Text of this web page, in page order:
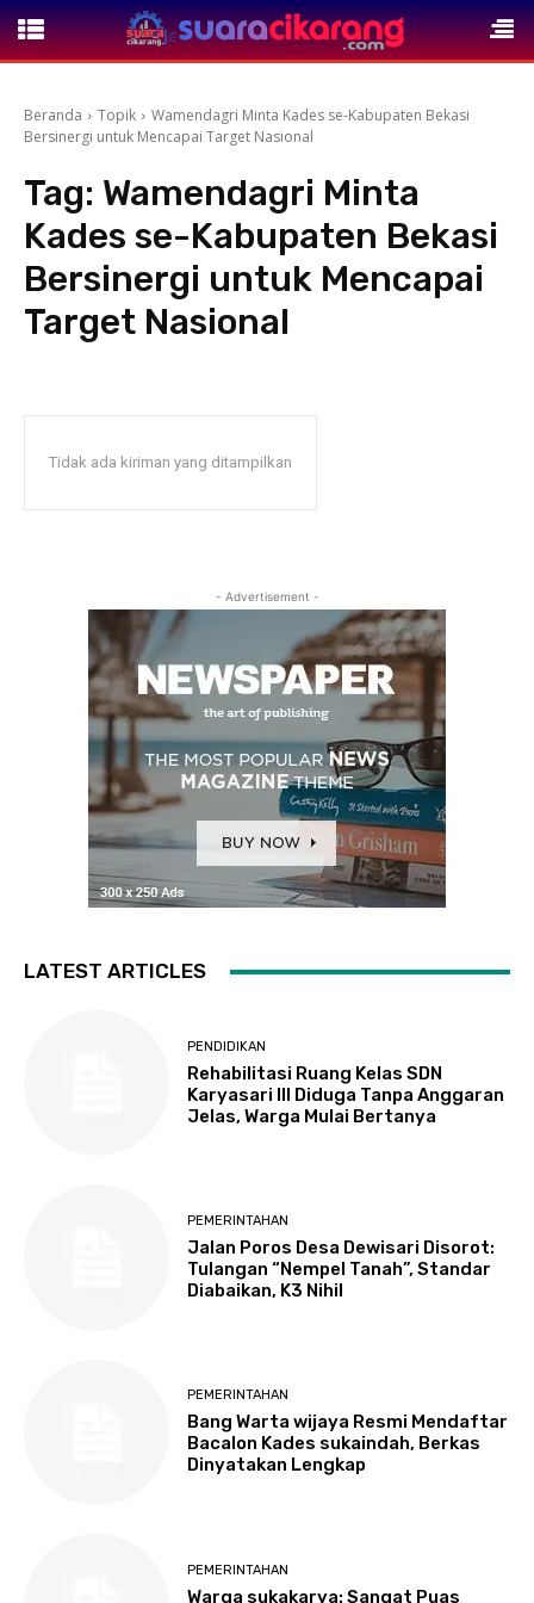
Beranda Topik
Wamendagri Minta Kades se-Kabupaten Bekasi
Bersinergi untuk Mencapai Target Nasional
Tag: Wamendagri Minta
Kades se-Kabupaten Bekasi
Bersinergi untuk Mencapai
Target Nasional
Tidak ada kiriman yang ditampilkan
- Advertisement -
LATEST ARTICLES
PENDIDIKAN
Rehabilitasi Ruang Kelas SDN
Karyasari III Diduga Tanpa Anggaran
Jelas, Warga Mulai Bertanya
PEMERINTAHAN
Jalan Poros Desa Dewisari Disorot:
Tulangan “Nempel Tanah”, Standar
Diabaikan, K3 Nihil
PEMERINTAHAN
Bang Warta wijaya Resmi Mendaftar
Bacalon Kades sukaindah, Berkas
Dinyatakan Lengkap
PEMERINTAHAN
Warga sukakarya: Sangat Puas